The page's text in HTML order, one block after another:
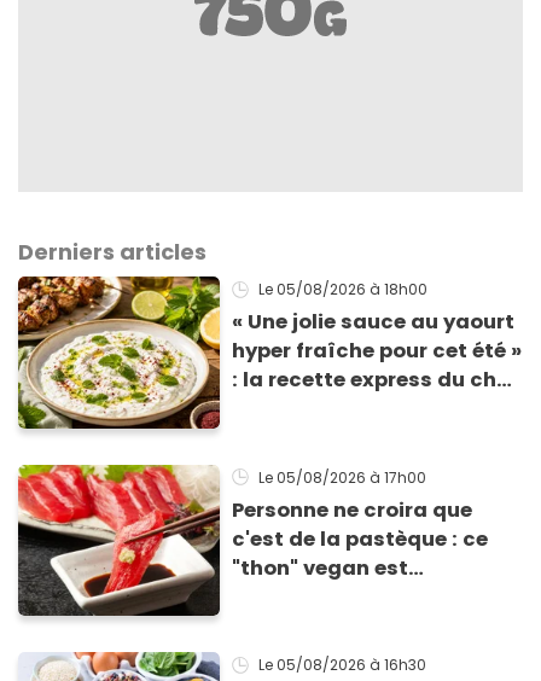
Derniers articles
Le 05/08/2026 à 18h00
« Une jolie sauce au yaourt
hyper fraîche pour cet été »
: la recette express du chef
grillades
Le 05/08/2026 à 17h00
Personne ne croira que
c'est de la pastèque : ce
"thon" vegan est
Le 05/08/2026 à 16h30